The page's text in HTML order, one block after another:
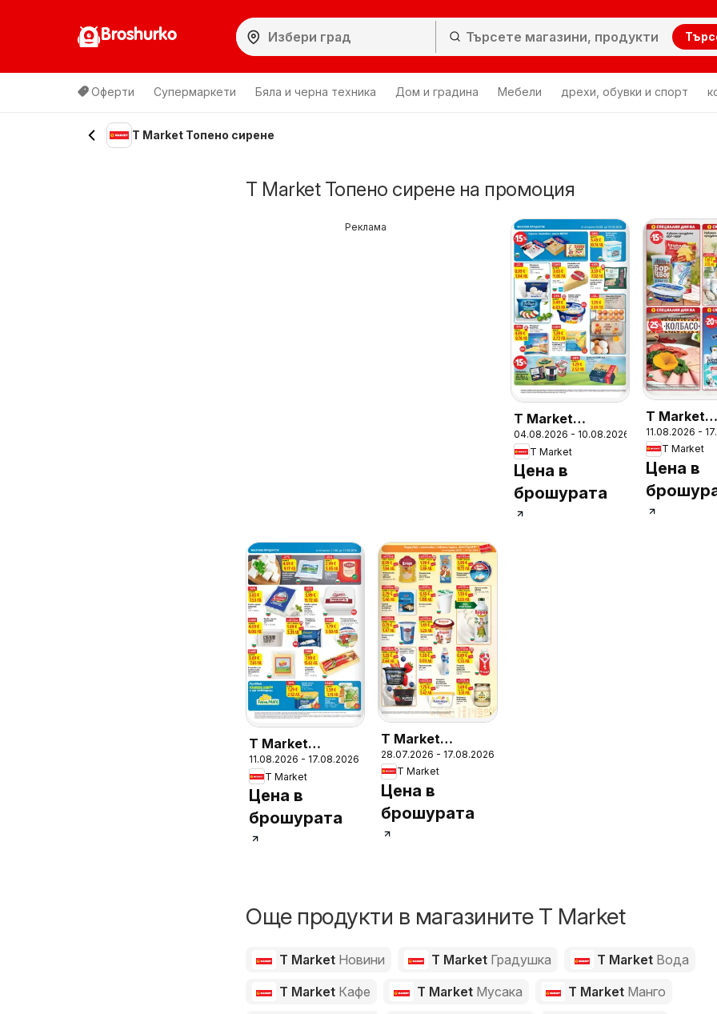
Broshurko
Оферти Супермаркети Бяла и черна техника Дом и градина Мебели дрехи, обувки и спорт
T Market Топено сирене
T Market Топено сирене на промоция
Реклама
T Market
Седмична
брошура
04.08.2026 - 10.08.2026
T Market
Цена в
брошурата
T Market
Седмична
брошура
11.08.2026 -
T Market
Цена в
T Market
Седмична
брошура
11.08.2026 - 17.08.2026
T Market
Цена в
брошурата
T Market
брошура - Карта
благодаря
28.07.2026 - 17.08.2026
T Market
Цена в
брошурата
Още продукти в магазините T Market
T Market Новини T Market Градушка T Market Вода
T Market Кафе T Market Мусака T Market Манго